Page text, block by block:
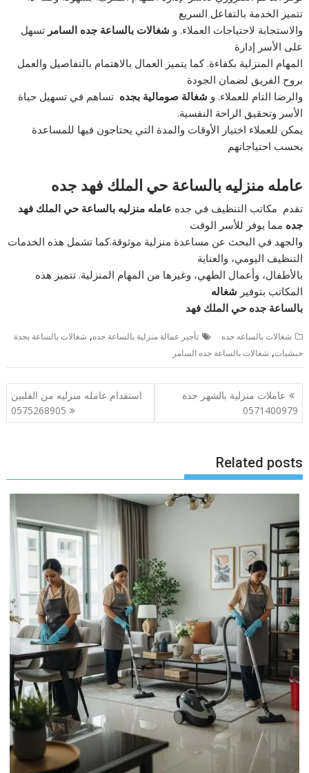
تتميز الخدمة بالتفاعل السريع
والاستجابة لاحتياجات العملاء. و شغالات بالساعة جده السامرتسهل
على الأسر إدارة
المهام المنزلية بكفاءة. كما يتميز العمال بالاهتمام بالتفاصيل والعمل
بروح الفريق لضمان الجودة
والرضا التام للعملاء. و شغالة صومالية بجده تساهم في تسهيل حياة
الأسر وتحقيق الراحة النفسية.
يمكن للعملاء اختيار الأوقات والمدة التي يحتاجون فيها للمساعدة
بحسب احتياجاتهم
عامله منزليه بالساعة حي الملك فهد جده
تقدم مكاتب التنظيف في جده عامله منزليه بالساعة حي الملك فهد
جده مما يوفر للأسر الوقت
والجهد في البحث عن مساعدة منزلية موثوقة.كما تشمل هذه الخدمات
التنظيف اليومي، والعناية
بالأطفال، وأعمال الطهي، وغيرها من المهام المنزلية. تتميز هذه
المكاتب بتوفير شغاله
بالساعة جده حي الملك فهد
شغالات بالساعه جده تأجير عمالة منزلية بالساعة جده, شغالات بالساعة بجدة
حبشيات, شغالات بالساعة جده السامر
تصفّح
المقالات
عاملات منزلية بالشهر جدة
0571400979
استقدام عامله منزليه من الفلبين
0575268905
Related posts